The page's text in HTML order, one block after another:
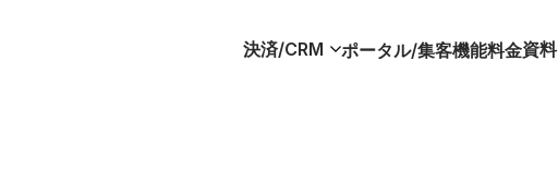
決済/CRM ポータル/集客機能料金資料